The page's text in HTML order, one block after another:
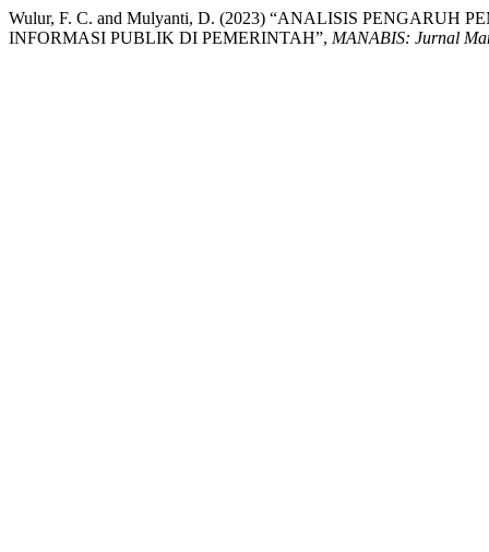
Wulur, F. C. and Mulyanti, D. (2023) “ANALISIS
INFORMASI PUBLIK DI PEMERINTAH”, MANABIS: Jurnal